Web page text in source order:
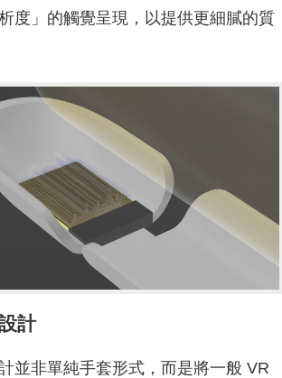
度」的觸覺呈現，以提供更細膩的質
計
並非單純手套形式，而是將一般 VR